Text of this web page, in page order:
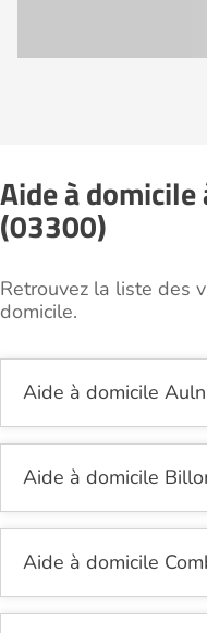
Aide à
(03300)
Retrouvez la liste des
domicile.
Aide à domicile
Aide à domicile
Aide à domicile